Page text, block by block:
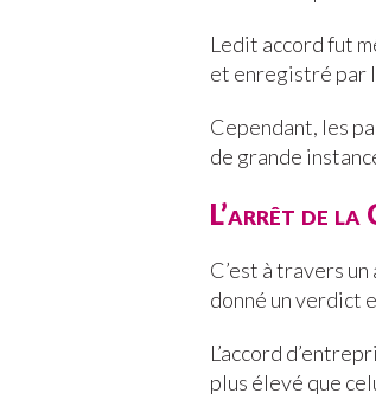
Ledit accord fut
et enregistré par
Cependant, les
de grande
L’arrêt de la
C’est à travers
donné un verdict
L’accord
plus élevé que